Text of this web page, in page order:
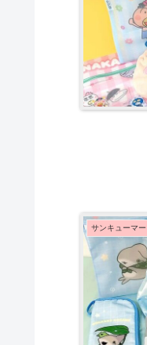
サンキューマー